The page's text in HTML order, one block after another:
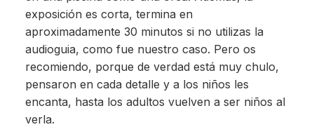
exposición es corta, termina en
aproximadamente 30 minutos si no utilizas la
audioguia, como fue nuestro caso. Pero os
recomiendo, porque de verdad está muy chulo,
pensaron en cada detalle y a los niños les
encanta, hasta los adultos vuelven a ser niños al
verla.